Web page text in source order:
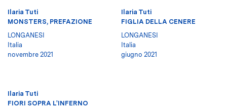
Ilaria Tuti
MONSTERS, PREFAZIONE
LONGANESI
Italia
novembre 2021
Ilaria Tuti
FIGLIA DELLA CENERE
LONGANESI
Italia
giugno 2021
Ilaria Tuti
FIORI SOPRA L'INFERNO